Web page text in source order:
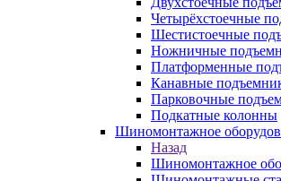
Четырёхстоечные
Шестистоечные
Ножничные
Платформенные
Канавные
Парковочные
Подкатные колонны
Шиномонтажное
Назад
Шиномонтажное